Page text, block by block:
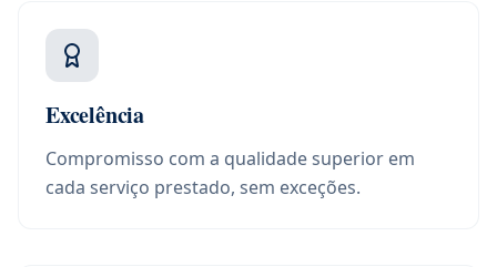
Excelência
Compromisso com a qualidade superior em
cada serviço prestado, sem exceções.